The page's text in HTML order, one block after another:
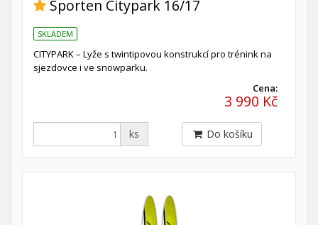
Sporten Citypark 16/17
SKLADEM
CITYPARK – Lyže s twintipovou konstrukcí pro trénink na
sjezdovce i ve snowparku.
Cena:
3 990 Kč
ks Do košíku